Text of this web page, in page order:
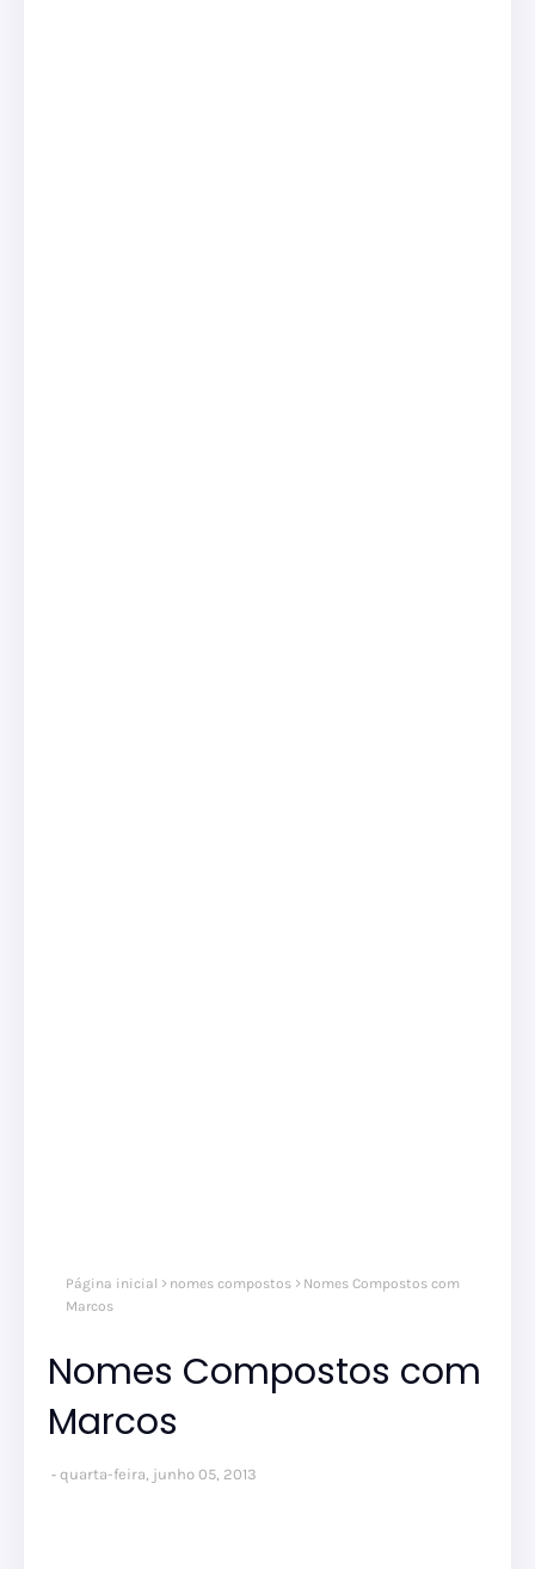
Página inicial nomes compostos
Nomes Compostos com
Marcos
Nomes Compostos com
Marcos
quarta-feira, junho 05, 2013